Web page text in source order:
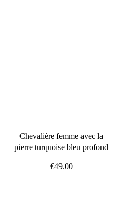
Chevalière femme avec la
pierre turquoise bleu profond
€49.00